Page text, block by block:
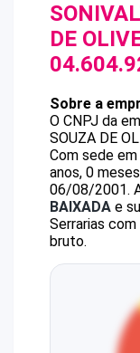
DE
Sobre a
O CNPJ da
SOUZA DE
Com sede
anos, 0
06/08/2001.
BAIXADA e
Serrarias
bruto.